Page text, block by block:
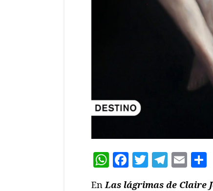
WhatsApp
Facebook
Twitter
En Las lágrimas de Claire